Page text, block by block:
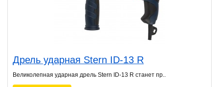
Дрель ударная Stern ID-13 R
Великолепная ударная дрель Stern ID-13 R станет пр..